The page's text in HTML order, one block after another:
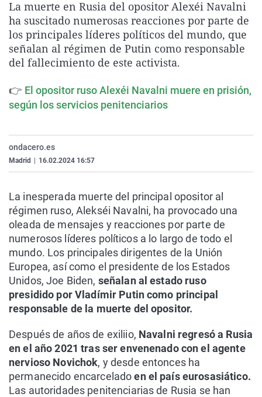
La rosa de los vientos
Gente viajera
Como el perro y el
Caso
Retornados
Equipo de
Extremadura
Galicia
La Rioja
País Vasco
Virales
Televisión
Elecciones
La muerte en Rusia del opositor Alexéi Navalni
ha suscitado numerosas reacciones por parte de
los principales líderes políticos del mundo, que
señalan al régimen de Putin como responsable
del fallecimiento de este activista.
👉 El opositor ruso Alexéi Navalni muere en prisión,
según los servicios penitenciarios
ondacero.es
Madrid 16.02.2024 16:57
La inesperada muerte del principal opositor al
régimen ruso, Alekséi Navalni, ha provocado una
oleada de mensajes y reacciones por parte de
numerosos líderes políticos a lo largo de todo el
mundo. Los principales dirigentes de la Unión
Europea, así como el presidente de los Estados
Unidos, Joe Biden, señalan al estado ruso
presidido por Vladímir Putin como principal
responsable de la muerte del opositor.
Después de años de exiliio, Navalni regresó a Rusia
en el año 2021 tras ser envenenado con el agente
nervioso Novichok, y desde entonces ha
permanecido encarceladoen el país eurosasiático.
Las autoridades penitenciarias de Rusia se han